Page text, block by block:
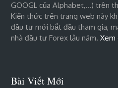
GOOGL của Alphabet,…) trên
Kiến thức trên trang web này
đầu tư mới bắt đầu tham gia,
nhà đầu tư Forex lâu năm.Xem
Bài Viết Mới